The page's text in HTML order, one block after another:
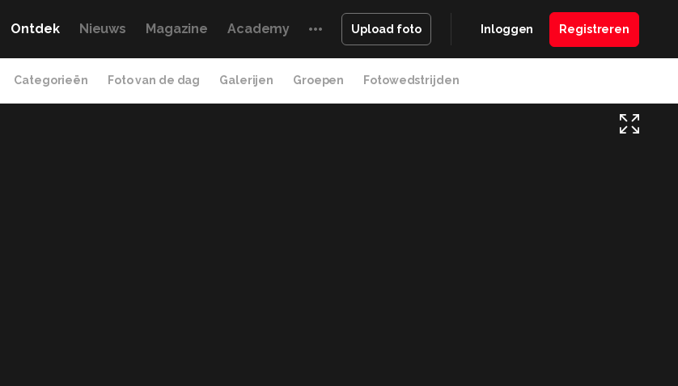
Ontdek Nieuws Magazine Academy Upload foto Inloggen Registreren
Categorieën Foto van de dag Galerijen Groepen Fotowedstrijden